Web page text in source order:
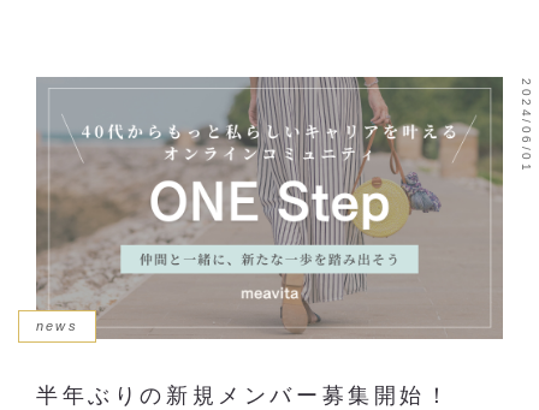
news
半年ぶりの新規メンバー募集開始！
2024/06/01